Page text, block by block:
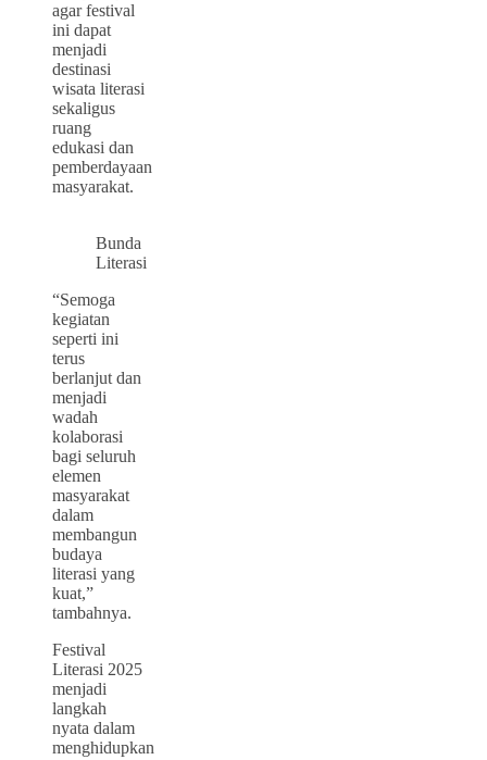
agar festival
ini dapat
menjadi
destinasi
wisata literasi
sekaligus
ruang
edukasi dan
pemberdayaan
masyarakat.
Bunda
Literasi
“Semoga
kegiatan
seperti ini
terus
berlanjut dan
menjadi
wadah
kolaborasi
bagi seluruh
elemen
masyarakat
dalam
membangun
budaya
literasi yang
kuat,”
tambahnya.
Festival
Literasi 2025
menjadi
langkah
nyata dalam
menghidupkan